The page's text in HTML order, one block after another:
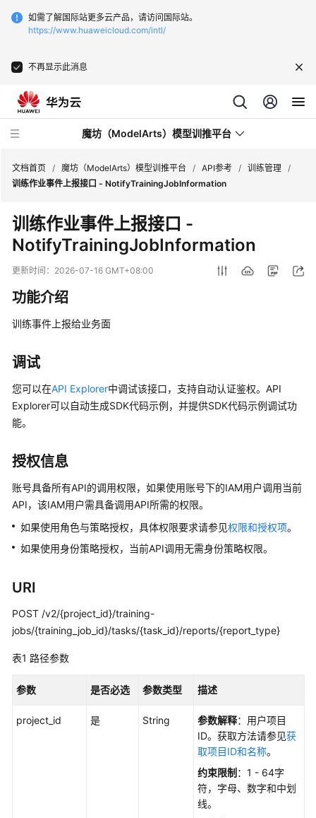
如需了解国际站更多云产品，请访问国际站。
https://www.huaweicloud.com/intl/
不再显示此消息
魔坊（ModelArts）模型训推平台
最
新
动
服
务
公
产
品
介
费
说
明
快
速
数
据
准
备
模
开
文档首页 / 魔坊（ModelArts）模型训推平台 / API参考 / 训练管理 /
训练作业事件上报接口 - NotifyTrainingJobInformation
训练作业事件上报接口 -
NotifyTrainingJobInformation
更新时间： 2026-07-16 GMT+08:00
功能介绍
训练事件上报给业务面
调试
您可以在API Explorer中调试该接口，支持自动认证鉴权。API
Explorer可以自动生成SDK代码示例，并提供SDK代码示例调试功
能。
授权信息
账号具备所有API的调用权限，如果使用账号下的IAM用户调用当前
API，该IAM用户需具备调用API所需的权限。
如果使用角色与策略授权，具体权限要求请参见权限和授权项。
如果使用身份策略授权，当前API调用无需身份策略权限。
URI
POST /v2/{project_id}/training-
jobs/{training_job_id}/tasks/{task_id}/reports/{report_type}
表1 路径参数
参数 是否必选 参数类型 描述
project_id 是 String 参数解释：用户项目
ID。获取方法请参见获
取项目ID和名称。
约束限制 ：1 - 64字
符，字母、数字和中划
线。